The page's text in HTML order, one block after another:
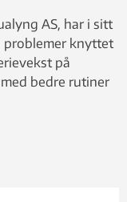
AS, har i sitt
problemer knyttet
på
bedre rutiner